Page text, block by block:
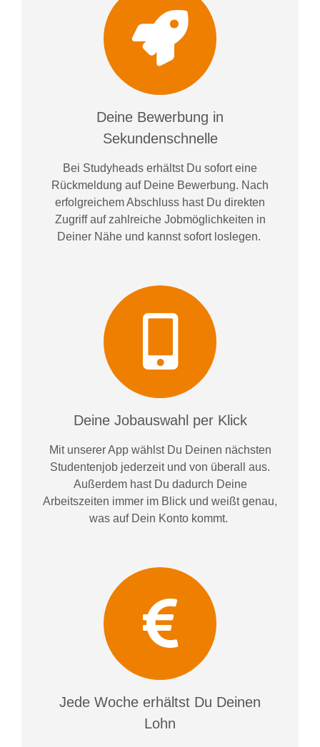
Deine Bewerbung in
Sekundenschnelle
Bei Studyheads erhältst Du sofort eine
Rückmeldung auf Deine Bewerbung. Nach
erfolgreichem Abschluss hast Du direkten
Zugriff auf zahlreiche Jobmöglichkeiten in
Deiner Nähe und kannst sofort loslegen.
Deine Jobauswahl per Klick
Mit unserer App wählst Du Deinen nächsten
Studentenjob jederzeit und von überall aus.
Außerdem hast Du dadurch Deine
Arbeitszeiten immer im Blick und weißtgenau,
was auf Dein Konto kommt.
Jede Woche erhältst Du Deinen
Lohn